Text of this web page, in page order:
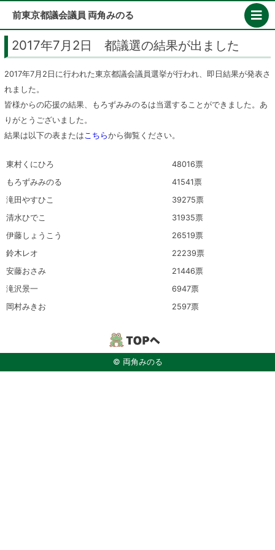
content
前東京都議会議員 両角みのる
2017年7月2日 都議選の結果が出ました
2017年7月2日に行われた東京都議会議員選挙が行われ、即日結果が発表さ
れました。
皆様からの応援の結果、もろずみみのるは当選することができました。あ
りがとうございました。
結果は以下の表または こちらから御覧ください。
東村くにひろ
48016票
もろずみみのる
41541票
滝田やすひこ
39275票
清水ひでこ
31935票
伊藤しょうこう
26519票
鈴木レオ
22239票
安藤おさみ
21446票
滝沢景一
6947票
岡村みきお
2597票
© 両角みのる